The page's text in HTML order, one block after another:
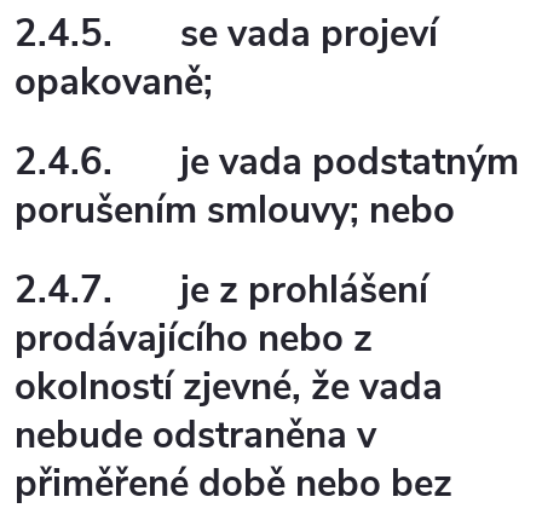
2.4.5. se vada projeví
opakovaně;
2.4.6. je vada podstatným
porušením smlouvy; nebo
2.4.7. je z prohlášení
prodávajícího nebo z
okolností zjevné, že vada
nebude odstraněna v
přiměřené době nebo bez